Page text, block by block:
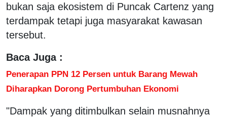
bukan saja ekosistem di Puncak Cartenz yang
terdampak tetapi juga masyarakat kawasan
tersebut.
Baca Juga :
Penerapan PPN 12 Persen untuk Barang Mewah
Diharapkan Dorong Pertumbuhan Ekonomi
"Dampak yang ditimbulkan selain musnahnya